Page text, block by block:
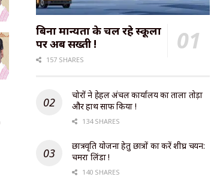
बिना मान्यता के चल रहे स्कूलों
पर अब सख्ती !
157 SHARES
चोरों ने हेहल अंचल कार्यालय का ताला तोड़ा
और हाथ साफ किया !
134 SHARES
छात्रवृति योजना हेतु छात्रों का करें शीघ्र चयन:
चमरा लिंडा !
140 SHARES